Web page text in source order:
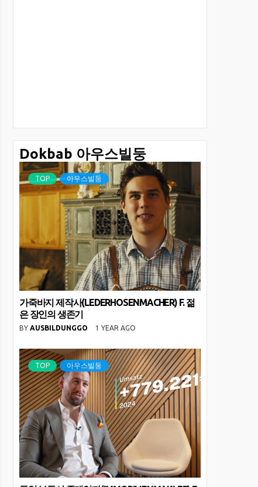
Dokbab 아우스빌둥
TOP 아우스빌둥
가죽바지 제작사(LEDERHOSENMACHER) F. 젊
은 장인의 생존기
BY AUSBILDUNGGO 1 YEAR AGO
TOP 아우스빌둥